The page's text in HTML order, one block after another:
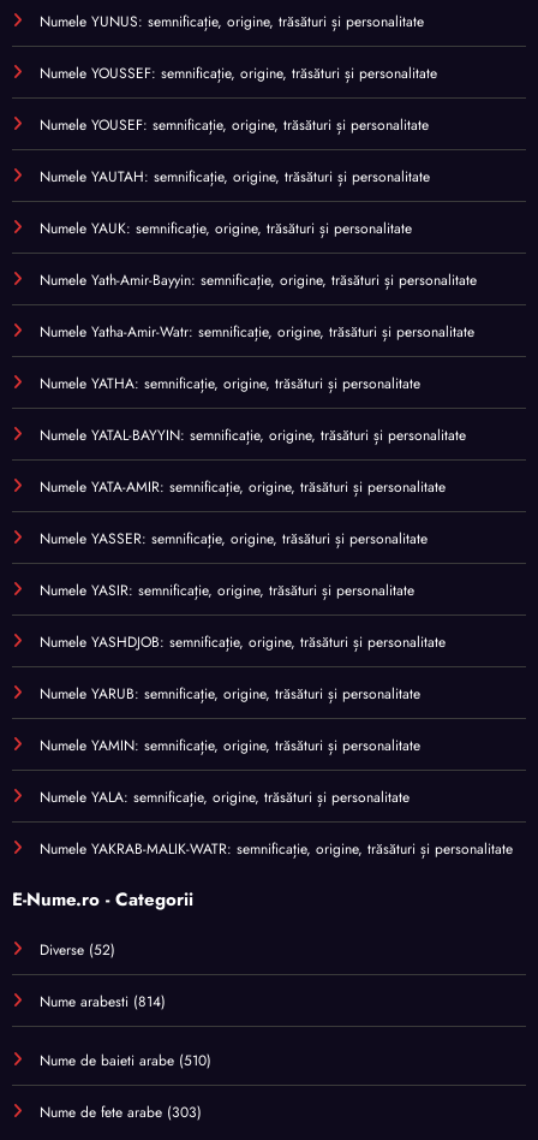
Numele YUNUS: semnificație, origine, trăsături și personalitate
Numele YOUSSEF: semnificație, origine, trăsături și personalitate
Numele YOUSEF: semnificație, origine, trăsături și personalitate
Numele YAUTAH: semnificație, origine, trăsături și personalitate
Numele YAUK: semnificație, origine, trăsături și personalitate
Numele Yath-Amir-Bayyin: semnificație, origine, trăsături și personalitate
Numele Yatha-Amir-Watr: semnificație, origine, trăsături și personalitate
Numele YATHA: semnificație, origine, trăsături și personalitate
Numele YATAL-BAYYIN: semnificație, origine, trăsături și personalitate
Numele YATA-AMIR: semnificație, origine, trăsături și personalitate
Numele YASSER: semnificație, origine, trăsături și personalitate
Numele YASIR: semnificație, origine, trăsături și personalitate
Numele YASHDJOB: semnificație, origine, trăsături și personalitate
Numele YARUB: semnificație, origine, trăsături și personalitate
Numele YAMIN: semnificație, origine, trăsături și personalitate
Numele YALA: semnificație, origine, trăsături și personalitate
Numele YAKRAB-MALIK-WATR: semnificație, origine, trăsături și personalitate
E-Nume.ro - Categorii
Diverse (52)
Nume arabesti (814)
Nume de baieti arabe (510)
Nume de fete arabe (303)